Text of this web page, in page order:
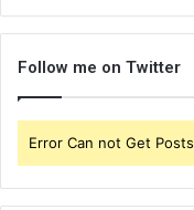
Follow me on Twitter
Error Can not Get